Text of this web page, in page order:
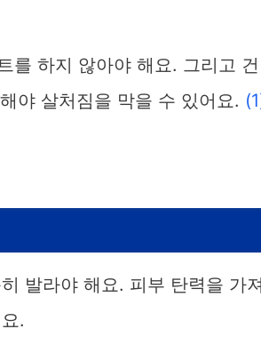
를 하지 않아야 해요. 그리고 건
야 살처짐을 막을 수 있어요.
발라야 해요. 피부 탄력을 가
.